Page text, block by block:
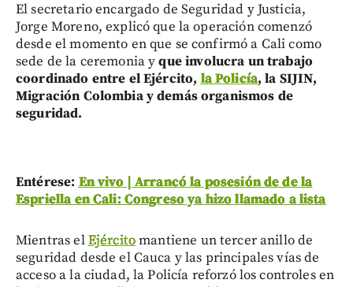
El secretario encargado de Seguridad y Justicia,
Jorge Moreno, explicó que la operación comenzó
desde el momento en que se confirmó a Cali como
sede de la ceremonia yque involucra un trabajo
coordinado entre el Ejército, la Policía, la SIJIN,
Migración Colombia y demás organismos de
seguridad.
Entérese: En vivo | Arrancó la posesión de de la
Espriella en Cali: Congreso ya hizo llamado a lista
Mientras elEjércitomantiene un tercer anillo de
seguridad desde el Cauca y las principales vías de
acceso a la ciudad, la Policía reforzó los controles en